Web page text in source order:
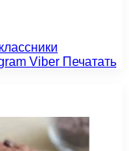
Viber Печатать